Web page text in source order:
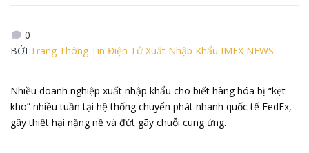
0
BỞI Trang Thông Tin Điện Tử Xuất Nhập Khẩu IMEX NEWS
Nhiều doanh nghiệp xuất nhập khẩu cho biết hàng hóa bị “kẹt
kho” nhiều tuần tại hệ thống chuyển phát nhanh quốc tế FedEx,
gây thiệt hại nặng nề và đứt gãy chuỗi cung ứng.